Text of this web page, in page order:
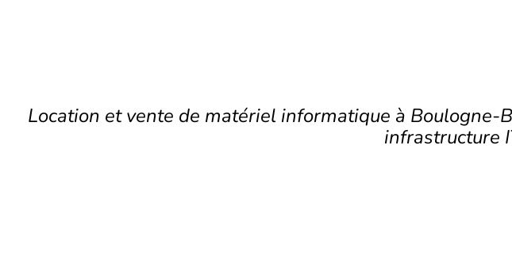
Location et vente de matériel informatique à Boulogne-
infrastructure